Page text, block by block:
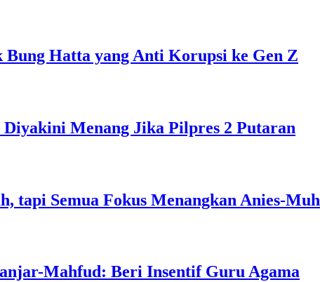
Hatta yang Anti Korupsi ke Gen Z
Menang Jika Pilpres 2 Putaran
tapi Semua Fokus Menangkan Anies-
Mahfud: Beri Insentif Guru Agama